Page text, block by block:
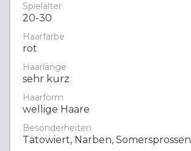
Spielalter
20-30
Haarfarbe
rot
Haarlänge
sehr kurz
Haarform
wellige Haare
Besonderheiten
Tätowiert, Narben, Somersprossen